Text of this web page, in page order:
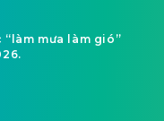
“làm mưa làm gió”